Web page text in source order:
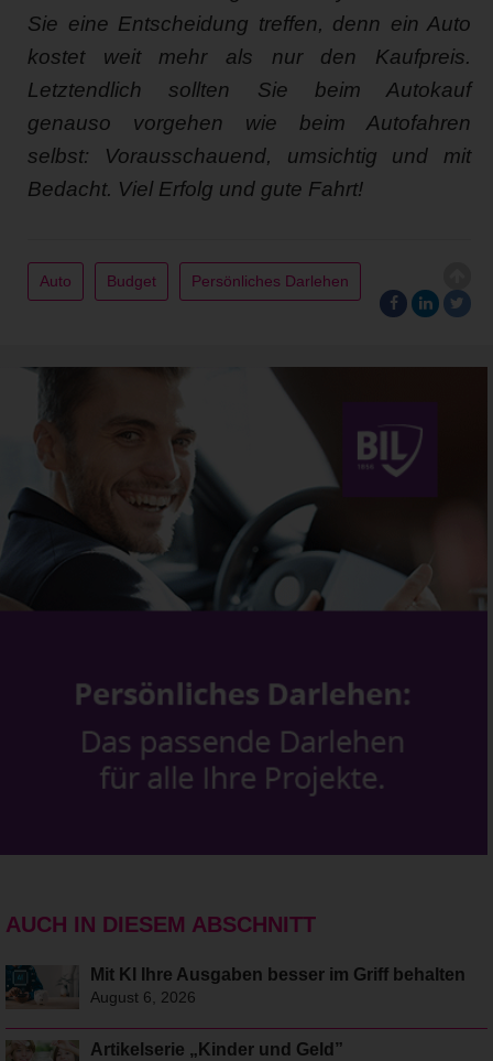
Sie eine Entscheidung treffen, denn ein Auto
kostet weit mehr als nur den Kaufpreis.
Letztendlich sollten Sie beim Autokauf
genauso vorgehen wie beim Autofahren
selbst: Vorausschauend, umsichtig und mit
Bedacht. Viel Erfolg und gute Fahrt!
Auto Budget Persönliches Darlehen
AUCH IN DIESEM ABSCHNITT
Mit KI Ihre Ausgaben besser im Griff behalten
August 6, 2026
Artikelserie „Kinder und Geld”